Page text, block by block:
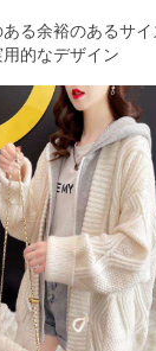
る余裕のあるサ
的なデザイン